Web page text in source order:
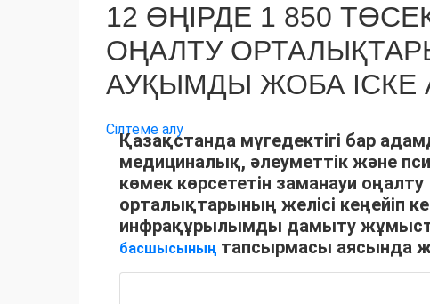
12 ӨҢІРДЕ 1 850
ОҢАЛТУ
АУҚЫМДЫ ЖОБА ІСКЕ
Сілтеме алу
Қазақстанда мүгедектігі бар
медициналық, әлеуметтік және
көмек көрсететін заманауи оңалту
орталықтарының желісі кеңейіп
инфрақұрылымды дамыту
басшысының тапсырмасы аясында